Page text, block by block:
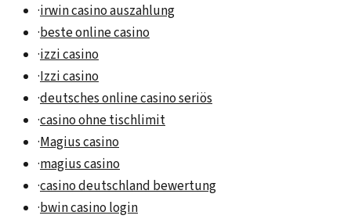
·irwin casino auszahlung
·beste online casino
·izzi casino
·Izzi casino
·deutsches online casino seriös
·casino ohne tischlimit
·Magius casino
·magius casino
·casino deutschland bewertung
·bwin casino login